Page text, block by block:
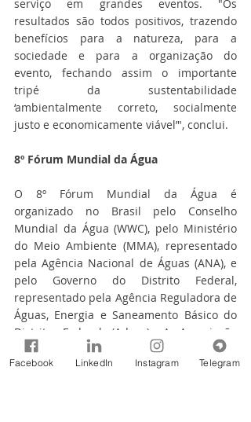
serviço em grandes eventos. "Os
resultados são todos positivos, trazendo
benefícios para a natureza, para a
sociedade e para a organização do
evento, fechando assim o importante
tripé da sustentabilidade
‘ambientalmente correto, socialmente
justo e economicamente viável’", conclui.
8º Fórum Mundial da Água
O 8º Fórum Mundial da Água é
organizado no Brasil pelo Conselho
Mundial da Água (WWC), pelo Ministério
do Meio Ambiente (MMA), representado
pela Agência Nacional de Águas (ANA), e
pelo Governo do Distrito Federal,
representado pela Agência Reguladora de
Águas, Energia e Saneamento Básico do
Distrito Federal (Adasa). A Associação
Brasileira da Infraestrutura e Indústrias
de Base (Abdib) é integrante do Comitê
Facebook LinkedIn Instagram Telegram